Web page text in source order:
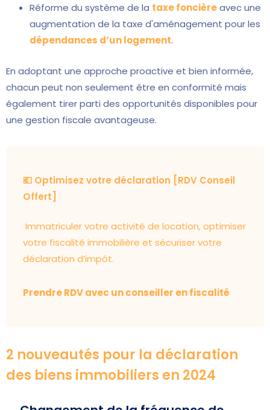
Réforme du système de la taxe foncièreavec une
augmentation de la taxe d'aménagement pour les
dépendances d’un logement.
En adoptant une approche proactive et bien informée,
chacun peut non seulement être en conformité mais
également tirer parti des opportunités disponibles pour
une gestion fiscale avantageuse.
💶 Optimisez votre déclaration [RDV Conseil
Offert]
Immatriculer votre activité de location, optimiser
votre fiscalité immobilière et sécuriser votre
déclaration d’impôt.
Prendre RDV avec un conseiller en fiscalité
2 nouveautés pour la déclaration
des biens immobiliers en 2024